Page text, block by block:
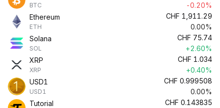
BTC
-0.20%
Ethereum
ETH
CHF 1,911.29
0.00%
Solana
SOL
CHF 75.74
+2.60%
XRP
XRP
CHF 1.034
+0.40%
USD1
USD1
CHF 0.999508
0.00%
Tutorial
CHF 0.143835